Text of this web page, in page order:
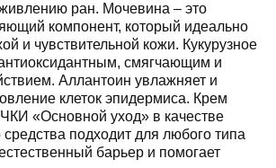
ран. Мочевина – это
компонент, который идеально
и чувствительной кожи. Кукурузное
смягчающим и
Аллантоин увлажняет и
клеток эпидермиса. Крем
«Основной уход» в качестве
подходит для любого типа
барьер и помогает